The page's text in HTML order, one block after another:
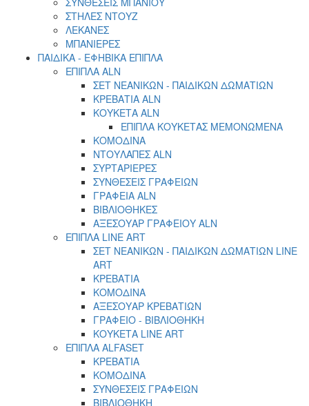
ΣΤΗΛΕΣ ΝΤΟΥΖ
ΛΕΚΑΝΕΣ
ΜΠΑΝΙΕΡΕΣ
ΠΑΙΔΙΚΑ - ΕΦΗΒΙΚΑ ΕΠΙΠΛΑ
EΠΙΠΛΑ ALN
ΣΕΤ ΝΕΑΝΙΚΩΝ - ΠΑΙΔΙΚΩΝ ΔΩΜΑΤΙΩΝ
ΚΡΕΒΑΤΙΑ ΑLN
ΚΟΥΚΕΤΑ ALN
ΕΠΙΠΛΑ ΚΟΥΚΕΤΑΣ ΜΕΜΟΝΩΜΕΝΑ
ΚΟΜΟΔΙΝΑ
ΝΤΟΥΛΑΠΕΣ ALN
ΣΥΡΤΑΡΙΕΡΕΣ
ΣΥΝΘΕΣΕΙΣ ΓΡΑΦΕΙΩΝ
ΓΡΑΦΕΙΑ ALN
ΒΙΒΛΙΟΘΗΚΕΣ
ΑΞΕΣΟΥΑΡ ΓΡΑΦΕΙΟΥ ALN
ΕΠΙΠΛΑ LINE ART
ΣΕΤ ΝΕΑΝΙΚΩΝ - ΠΑΙΔΙΚΩΝ ΔΩΜΑΤΙΩΝ LINE
ART
ΚΡΕΒΑΤΙΑ
ΚΟΜΟΔΙΝΑ
ΑΞΕΣΟΥΑΡ ΚΡΕΒΑΤΙΩΝ
ΓΡΑΦΕΙΟ - ΒΙΒΛΙΟΘΗΚΗ
ΚΟΥΚΕΤΑ LINE ART
ΕΠΙΠΛΑ ALFASET
ΚΡΕΒΑΤΙΑ
ΚΟΜΟΔΙΝΑ
ΣΥΝΘΕΣΕΙΣ ΓΡΑΦΕΙΩΝ
ΒΙΒΛΙΟΘΗΚΗ